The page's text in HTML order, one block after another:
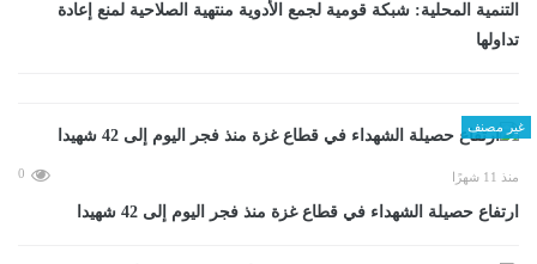
التنمية المحلية: شبكة قومية لجمع الأدوية منتهية الصلاحية لمنع إعادة
تداولها
غير مصنف
منذ 11 شهرًا 0
ارتفاع حصيلة الشهداء في قطاع غزة منذ فجر اليوم إلى 42 شهيدا